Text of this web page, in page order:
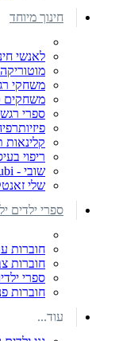
חינוך מיוחד
לאנשי
משחקי
משחקים
ספרי
ריפוי
שובי - Schubi
שלי
ספרי ילדים
חוברות
חוברות
ספרי
חוברות
עוד...